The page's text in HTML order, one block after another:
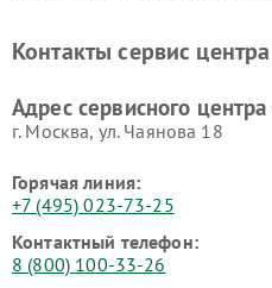
Контакты сервис центра
Адрес сервисного
г. Москва, ул. Чаянова 18
Горячая линия:
+7 (495) 023-73-25
Контактный телефон:
8 (800) 100-33-26